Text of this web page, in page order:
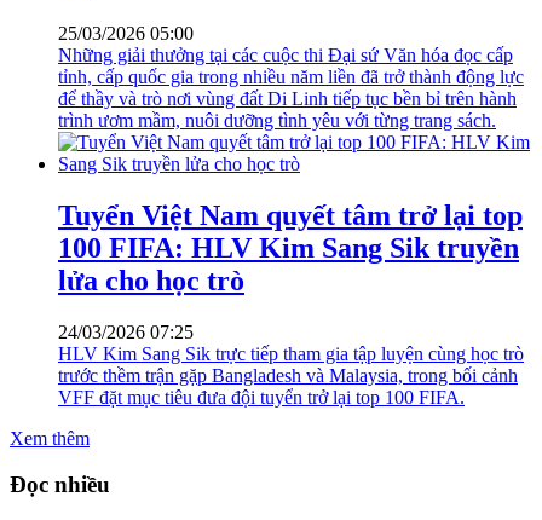
25/03/2026 05:00
Những giải thưởng tại các cuộc thi Đại sứ Văn hóa đọc cấp
tỉnh, cấp quốc gia trong nhiều năm liền đã trở thành động lực
để thầy và trò nơi vùng đất Di Linh tiếp tục bền bỉ trên hành
trình ươm mầm, nuôi dưỡng tình yêu với từng trang sách.
Tuyển Việt Nam quyết tâm trở lại top
100 FIFA: HLV Kim Sang Sik truyền
lửa cho học trò
24/03/2026 07:25
HLV Kim Sang Sik trực tiếp tham gia tập luyện cùng học trò
trước thềm trận gặp Bangladesh và Malaysia, trong bối cảnh
VFF đặt mục tiêu đưa đội tuyển trở lại top 100 FIFA.
Xem thêm
Đọc nhiều